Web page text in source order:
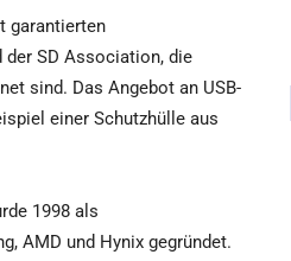
garantierten
der SD Association, die
sind. Das Angebot an USB-
einer Schutzhülle aus
1998 als
AMD und Hynix gegründet.